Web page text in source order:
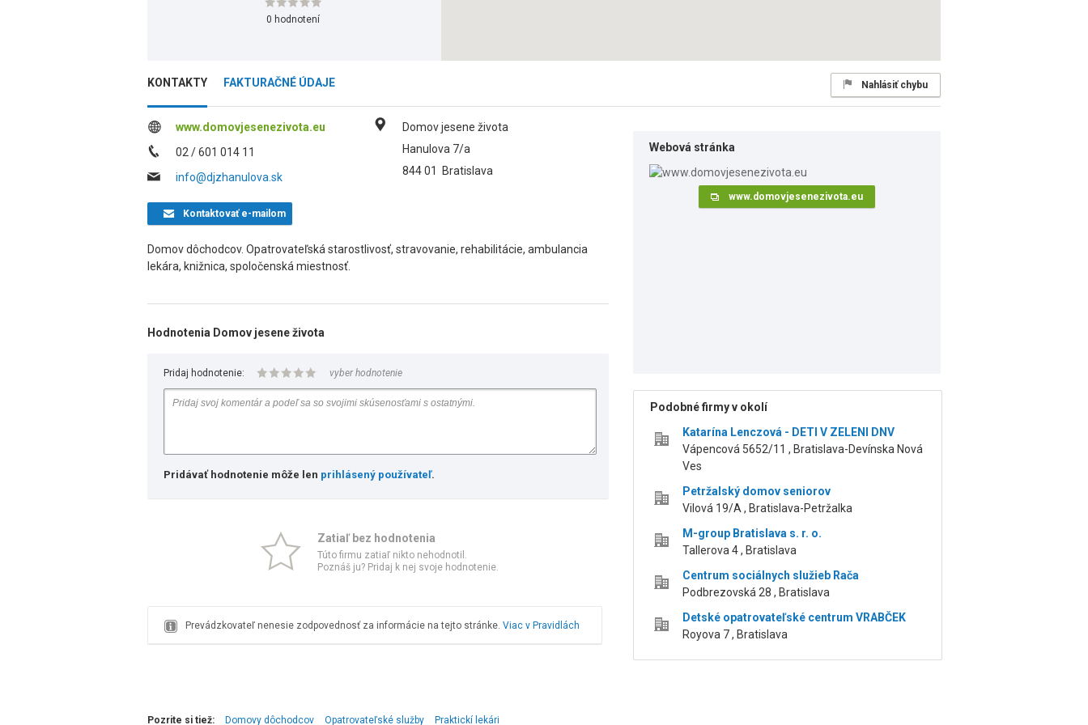
0 hodnotení
KONTAKTY FAKTURAČNÉ ÚDAJE Nahlásiť chybu
www.domovjesenezivota.eu
02 / 601 014 11
info@djzhanulova.sk
Domov jesene života
Hanulova 7/a
844 01
Bratislava
Kontaktovaťe-mailom
Domov dôchodcov. Opatrovateľská starostlivosť, stravovanie, rehabilitácie, ambulancia
lekára, knižnica, spoločenská miestnosť.
Hodnotenia Domov jesene života
Pridaj hodnotenie: vyber hodnotenie
Pridávať hodnotenie môže len prihlásený používateľ.
Zatiaľ bez hodnotenia
Túto firmu zatiaľ nikto nehodnotil.
Poznáš ju? Pridaj k nej svoje hodnotenie.
Prevádzkovateľ nenesie zodpovednosť za informácie na tejto stránke. Viac v Pravidlách
Webová stránka
www.domovjesenezivota.eu
Podobné firmy v okolí
Katarína Lenczová - DETI V ZELENI DNV
Vápencová 5652/11 , Bratislava-Devínska Nová
Ves
Petržalský domov seniorov
Vilová 19/A , Bratislava-Petržalka
M-group Bratislava s. r. o.
Tallerova 4 , Bratislava
Centrum sociálnych služieb Rača
Podbrezovská 28 , Bratislava
Detské opatrovateľské centrum VRABČEK
Royova 7 , Bratislava
Pozrite si tiež: Domovy dôchodcov Opatrovateľské služby Praktickí lekári